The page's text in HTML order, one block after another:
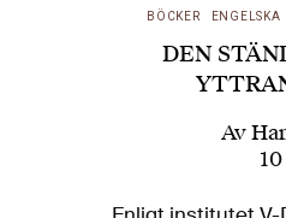
BÖCKER ENGELSKA
DEN
Av